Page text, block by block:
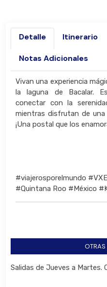
Detalle Itinerario
Notas Adicionales
Vivan una experiencia
la laguna de Bacalar.
conectar con la
mientras disfrutan de
¡Una postal que los
#viajerosporelmundo
#Quintana Roo #México
OTRAS
Salidas de Jueves a Martes.